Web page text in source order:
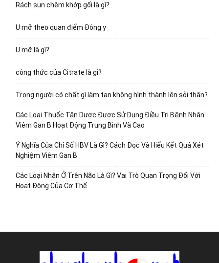
Rách sụn chêm khớp gối là gì?
U mỡ theo quan điểm Đông y
U mỡ là gì?
công thức của Citrate là gi?
Trong người có chất gì làm tan không hình thành lên sỏi thận?
Các Loại Thuốc Tân Dược Được Sử Dụng Điều Trị Bệnh Nhân
Viêm Gan B Hoạt Động Trung Bình Và Cao
Ý Nghĩa Của Chỉ Số HBV Là Gì? Cách Đọc Và Hiểu Kết Quả Xét
Nghiệm Viêm Gan B
Các Loại Nhân Ở Trên Não Là Gì? Vai Trò Quan Trọng Đối Với
Hoạt Động Của Cơ Thể